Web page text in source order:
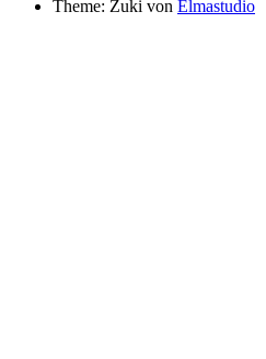
Theme: Zuki von Elmastudio